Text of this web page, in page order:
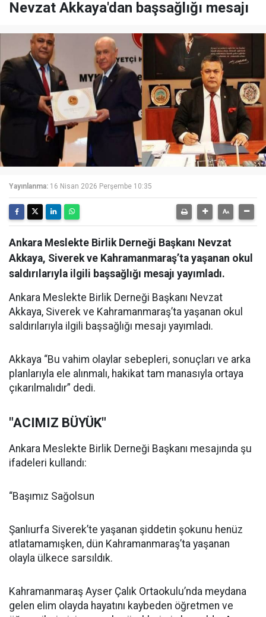
Nevzat Akkaya'dan başsağlığı mesajı
Yayınlanma: 16 Nisan 2026 Perşembe 10:35
Ankara Meslekte Birlik Derneği Başkanı Nevzat
Akkaya, Siverek ve Kahramanmaraş’ta yaşanan okul
saldırılarıyla ilgili başsağlığı mesajı yayımladı.
Ankara Meslekte Birlik Derneği Başkanı Nevzat
Akkaya, Siverek ve Kahramanmaraş’ta yaşanan okul
saldırılarıyla ilgili başsağlığı mesajı yayımladı.
Akkaya “Bu vahim olaylar sebepleri, sonuçları ve arka
planlarıyla ele alınmalı, hakikat tam manasıyla ortaya
çıkarılmalıdır” dedi.
"ACIMIZ BÜYÜK"
Ankara Meslekte Birlik Derneği Başkanı mesajında şu
ifadeleri kullandı:
“Başımız Sağolsun
Şanlıurfa Siverek’te yaşanan şiddetin şokunu henüz
atlatamamışken, dün Kahramanmaraş’ta yaşanan
olayla ülkece sarsıldık.
Kahramanmaraş Ayser Çalık Ortaokulu’nda meydana
gelen elim olayda hayatını kaybeden öğretmen ve